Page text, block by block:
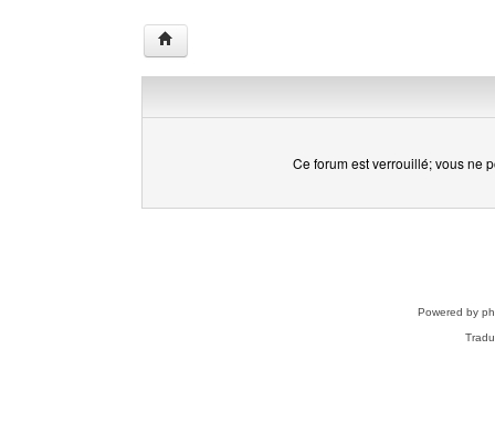
Ce forum est verrouillé; vous ne
Powered by